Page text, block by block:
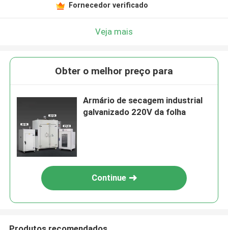
Fornecedor verificado
Veja mais
Obter o melhor preço para
Armário de secagem industrial
galvanizado 220V da folha
Continue